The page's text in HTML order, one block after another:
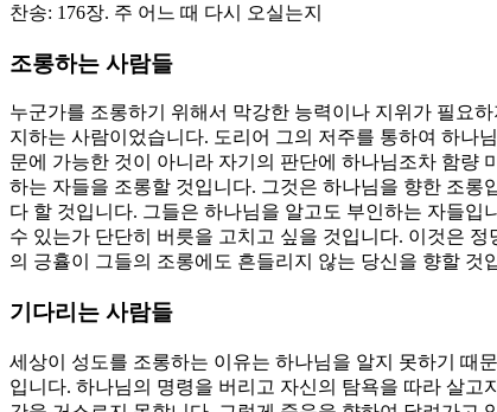
찬송: 176장. 주 어느 때 다시 오실는지
조롱하는 사람들
누군가를 조롱하기 위해서 막강한 능력이나 지위가 필요
지하는 사람이었습니다. 도리어 그의 저주를 통하여 하나
문에 가능한 것이 아니라 자기의 판단에 하나님조차 함량
하는 자들을 조롱할 것입니다. 그것은 하나님을 향한 조
다 할 것입니다. 그들은 하나님을 알고도 부인하는 자들
수 있는가 단단히 버릇을 고치고 싶을 것입니다. 이것은
의 긍휼이 그들의 조롱에도 흔들리지 않는 당신을 향할 것
기다리는 사람들
세상이 성도를 조롱하는 이유는 하나님을 알지 못하기 때
입니다. 하나님의 명령을 버리고 자신의 탐욕을 따라 살고